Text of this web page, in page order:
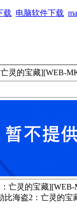
载 电脑软件下载
灵的宝藏][WEB-
亡灵的宝藏][WEB-
比海盗2：亡灵的